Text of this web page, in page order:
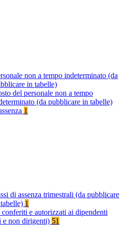
non a tempo indeterminato (da
in tabelle)
del personale non a tempo
(da pubblicare in tabelle)
1
di assenza trimestrali (da pubblicare
1
e autorizzati ai dipendenti
e non dirigenti) 51